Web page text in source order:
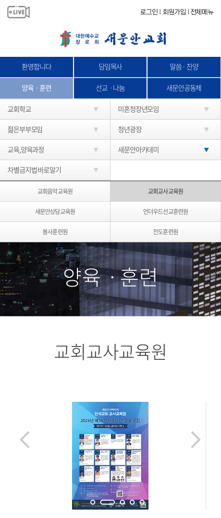
로그인 회원가입 전체메뉴
환영합니다 담임목사 말씀 · 찬양
양육ㆍ훈련
교회학교 미혼청장년모임
젊은부부모임 청년광장
교육,양육과정 새문안아카데미
교회음악교육원 교회교사교육원
새문안상담교육원 언더우드선교훈련원
봉사훈련원 전도훈련원
차별금지법 바로알기
선교ㆍ나눔 새문안공동체
양육ㆍ훈련
교회교사교육원